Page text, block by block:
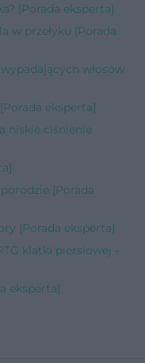
[Porada eksperta]
w przełyku [Porada
włosów
eksperta]
niskie ciśnienie
[Porada
[Porada eksperta]
klatki piersiowej -
eksperta]